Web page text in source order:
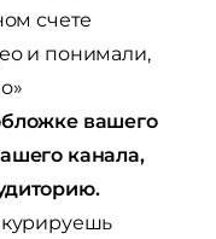
счете
и понимали,
вашего
канала,